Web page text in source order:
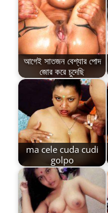
আগেই সাতজন বেশ্যার পোদ
জোর করে চুদেছি
ma cele cuda cudi
golpo